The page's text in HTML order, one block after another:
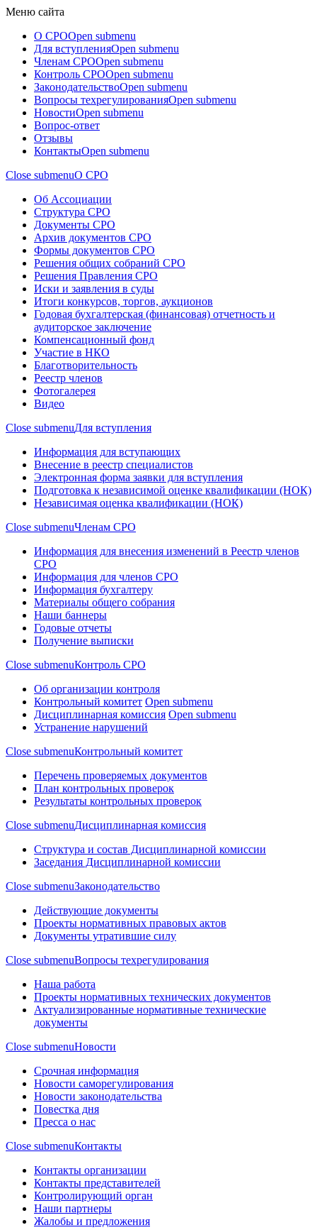
Меню сайта
О СРОOpen submenu
Для вступленияOpen submenu
Членам СРОOpen submenu
Контроль СРОOpen submenu
ЗаконодательствоOpen submenu
Вопросы техрегулированияOpen submenu
НовостиOpen submenu
Вопрос-ответ
Отзывы
КонтактыOpen submenu
Close submenuО СРО
Об Ассоциации
Структура СРО
Документы СРО
Архив документов СРО
Формы документов СРО
Решения общих собраний СРО
Решения Правления СРО
Иски и заявления в суды
Итоги конкурсов, торгов, аукционов
Годовая бухгалтерская (финансовая) отчетность и
аудиторское заключение
Компенсационный фонд
Участие в НКО
Благотворительность
Реестр членов
Фотогалерея
Видео
Close submenuДля вступления
Информация для вступающих
Внесение в реестр специалистов
Электронная форма заявки для вступления
Подготовка к независимой оценке квалификации (НОК)
Независимая оценка квалификации (НОК)
Close submenuЧленам СРО
Информация для внесения изменений в Реестр членов
СРО
Информация для членов СРО
Информация бухгалтеру
Материалы общего собрания
Наши баннеры
Годовые отчеты
Получение выписки
Close submenuКонтроль СРО
Об организации контроля
Контрольный комитет Open submenu
Дисциплинарная комиссия Open submenu
Устранение нарушений
Close submenuКонтрольный комитет
Перечень проверяемых документов
План контрольных проверок
Результаты контрольных проверок
Close submenuДисциплинарная комиссия
Структура и состав Дисциплинарной комиссии
Заседания Дисциплинарной комиссии
Close submenuЗаконодательство
Действующие документы
Проекты нормативных правовых актов
Документы утратившие силу
Close submenuВопросы техрегулирования
Наша работа
Проекты нормативных технических документов
Актуализированные нормативные технические
документы
Close submenuНовости
Срочная информация
Новости саморегулирования
Новости законодательства
Повестка дня
Пресса о нас
Close submenuКонтакты
Контакты организации
Контакты представителей
Контролирующий орган
Наши партнеры
Жалобы и предложения